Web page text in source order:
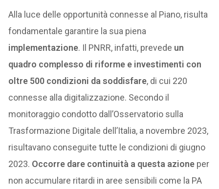
Alla luce delle opportunità connesse al Piano, risulta
fondamentale garantire la sua piena
implementazione. Il PNRR, infatti, prevede un
quadro complesso di riforme e investimenti con
oltre 500 condizioni da soddisfare, di cui 220
connesse alla digitalizzazione. Secondo il
monitoraggio condotto dall’Osservatorio sulla
Trasformazione Digitale dell’Italia, a novembre 2023,
risultavano conseguite tutte le condizioni di giugno
2023. Occorre dare continuità a questa azione per
non accumulare ritardi in aree sensibili come la PA